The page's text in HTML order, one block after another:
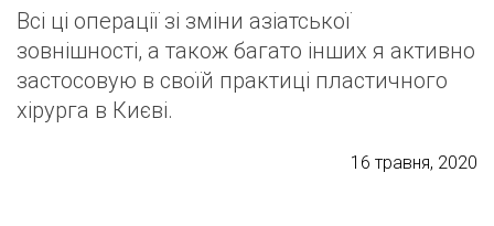
Всі ці операції зі зміни азіатської
зовнішності, а також багато інших я активно
застосовую в своїй практиці пластичного
хірурга в Києві.
16 травня, 2020